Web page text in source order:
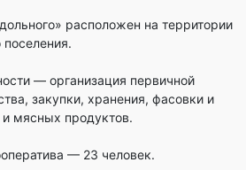
расположен на территории
поселения.
— организация первичной
закупки, хранения, фасовки и
мясных продуктов.
— 23 человек.